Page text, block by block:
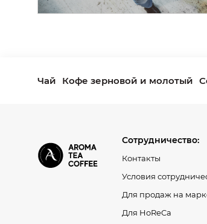
Чай Кофе зерновой и молотый
Сотрудничество:
Контакты
Условия
Для продаж на
Для HoReCa